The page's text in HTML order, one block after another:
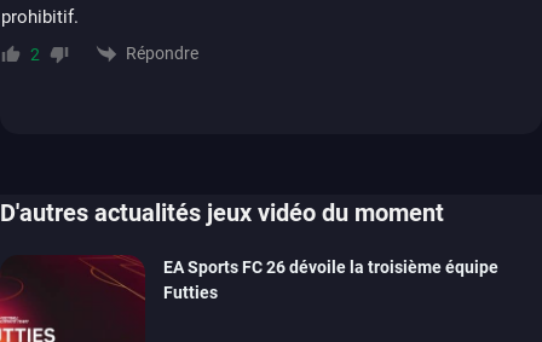
prohibitif.
2 Répondre
D'autres actualités jeux vidéo du moment
EA Sports FC 26 dévoile la troisième équipe
Futties